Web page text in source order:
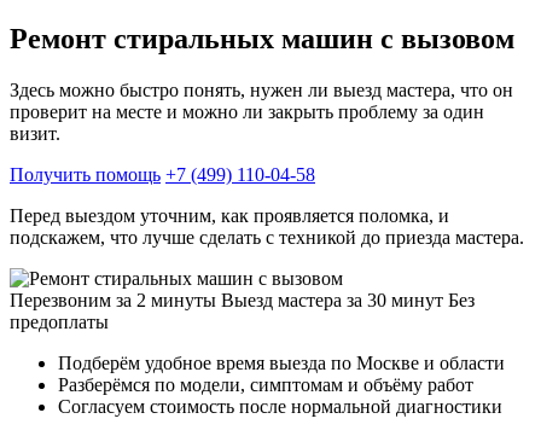
Ремонт стиральных машин с вызовом
Здесь можно быстро понять, нужен ли выезд мастера, что он
проверит на месте и можно ли закрыть проблему за один
визит.
Получить помощь +7 (499) 110-04-58
Перед выездом уточним, как проявляется поломка, и
подскажем, что лучше сделать с техникой до приезда мастера.
Перезвоним за 2 минуты Выезд мастера за 30 минут Без
предоплаты
Подберём удобное время выезда по Москве и области
Разберёмся по модели, симптомам и объёму работ
Согласуем стоимость после нормальной диагностики